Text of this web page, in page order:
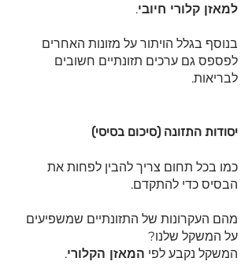
למאזן קלורי חיובי.
בנוסף בגלל הויתור על מזונות האחרים
לפספס גם ערכים תזונתיים חשובים
לבריאות.
יסודות התזונה (סיכום בסיסי)
כמו בכל תחום צריך להבין לפחות את
הבסיס כדי להתקדם.
מהם העקרונות של התזונתיים שמשפיעים
על המשקל שלנו?
המשקל נקבע לפי המאזן הקלורי.